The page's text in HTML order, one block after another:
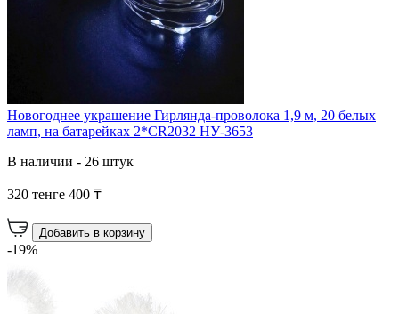
Новогоднее украшение Гирлянда-проволока 1,9 м, 20 белых
ламп, на батарейках 2*CR2032 НУ-3653
В наличии - 26 штук
320 тенге 400 ₸
Добавить в корзину
-19%